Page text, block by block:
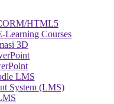
HTML5
Learning Courses
3D
LMS
System (LMS)